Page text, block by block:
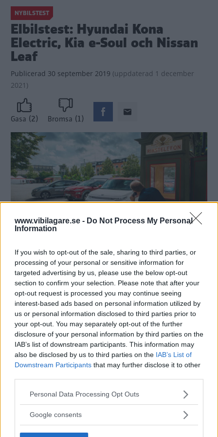
www.vibilagare.se - Do Not Process My Personal
Information
If you wish to opt-out of the sale, sharing to third parties, or
processing of your personal or sensitive information for
targeted advertising by us, please use the below opt-out
section to confirm your selection. Please note that after your
opt-out request is processed you may continue seeing
interest-based ads based on personal information utilized by
us or personal information disclosed to third parties prior to
your opt-out. You may separately opt-out of the further
disclosure of your personal information by third parties on the
IAB’s list of downstream participants. This information may
also be disclosed by us to third parties on the IAB’s List of
Downstream Participants that may further disclose it to other
Please note that this website/app uses one or more Google
not limited to your visit or usage behaviour. You may click to
use your data for below specified purposes in below Google
Personal Data Processing Opt Outs
Google consents
NYBILSTEST
Elbilstest: Hyundai Kona
Electric, Kia e-Soul och Nissan
Leaf
Publicerad 30 september 2019 (uppdaterad 1 december
2021)
Gasa (2) Bromsa (1)
Elbilar med bra räckvidd och överkomligt pris har
varit lätt räknade – tills nu. Både Hyundai Kona
Electric och Kia e-Soul klarar 45 sommarmil på en
laddning, Nissan Leaf med starkaste batteriet nästan
lika mycket. Vilken är bäst?
Text
Calle Carlquist
Fotograf
Simon Hamelius
Det här är en låst artikel.Logga inför